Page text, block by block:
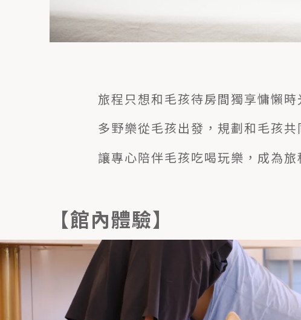
旅程只想和毛孩待房間獨享慵懶
多野樂從毛孩出發，規劃和毛孩共
讓專心陪伴毛孩吃喝玩樂，成為旅
【館內體驗】